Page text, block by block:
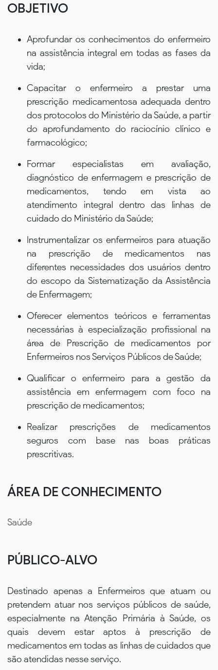
OBJETIVO
Aprofundar os conhecimentos do enfermeiro
na assistência integral em todas as fases da
vida;
Capacitar o enfermeiro a prestar uma
prescrição medicamentosa adequada dentro
dos protocolos do Ministério da Saúde, a partir
do aprofundamento do raciocínio clínico e
farmacológico;
Formar especialistas em avaliação,
diagnóstico de enfermagem e prescrição de
medicamentos, tendo em vista ao
atendimento integral dentro das linhas de
cuidado do Ministério da Saúde;
Instrumentalizar os enfermeiros para atuação
na prescrição de medicamentos nas
diferentes necessidades dos usuários dentro
do escopo da Sistematização da Assistência
de Enfermagem;
Oferecer elementos teóricos e ferramentas
necessárias à especialização profissional na
área de Prescrição de medicamentos por
Enfermeiros nos Serviços Públicos de Saúde;
Qualificar o enfermeiro para a gestão da
assistência em enfermagem com foco na
prescrição de medicamentos;
Realizar prescrições de medicamentos
seguros com base nas boas práticas
prescritivas.
ÁREA DE CONHECIMENTO
Saúde
PÚBLICO-ALVO
Destinado apenas a Enfermeiros que atuam ou
pretendem atuar nos serviços públicos de saúde,
especialmente na Atenção Primária à Saúde, os
quais devem estar aptos à prescrição de
medicamentos em todas as linhas de cuidados que
são atendidas nesse serviço.